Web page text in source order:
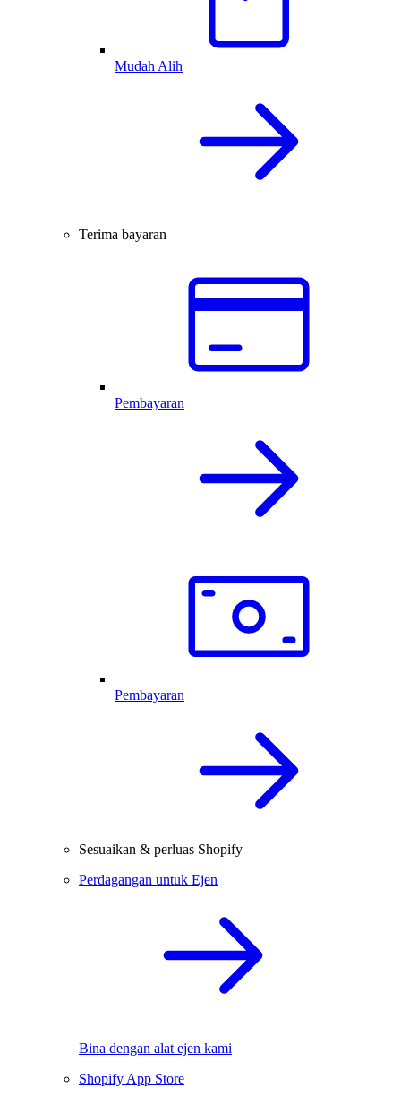
Mudah Alih
Terima bayaran
Pembayaran
Pembayaran
Sesuaikan & perluas Shopify
Perdagangan untuk Ejen
Bina dengan alat ejen kami
Shopify App Store